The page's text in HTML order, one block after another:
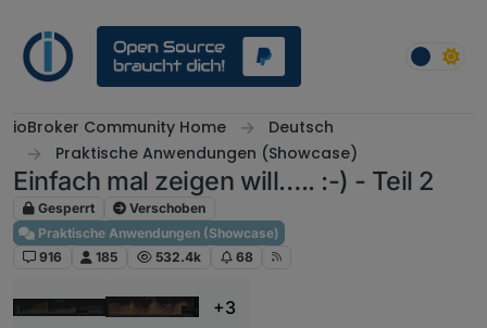
ioBroker Community Home
Deutsch
Praktische Anwendungen (Showcase)
Einfach mal zeigen will….. :-) - Teil 2
Gesperrt
Verschoben
Praktische Anwendungen (Showcase)
916
185 532.4k 68
+3